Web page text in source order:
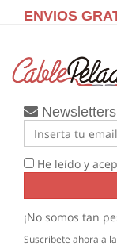
ENVIOS
Newsletters
He leído y
¡No somos tan
Suscribete ahora a